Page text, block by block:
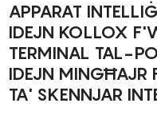
APPARAT
IDEJN KOLLOX
TERMINAL TAL-
IDEJN MINGĦAJR
TA' SKENNJAR